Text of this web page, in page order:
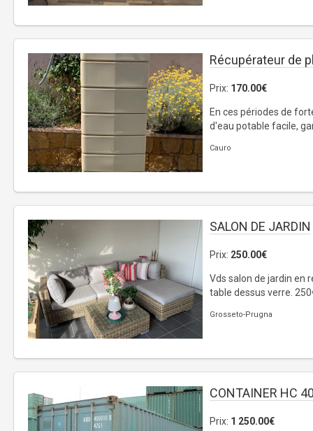
Récupérateur de
Prix: 170.00€
En ces périodes de
d'eau potable facile,
Cauro
SALON DE JARDIN
Prix: 250.00€
Vds salon de jardin en
table dessus verre.
Grosseto-Prugna
CONTAINER HC
Prix: 1 250.00€